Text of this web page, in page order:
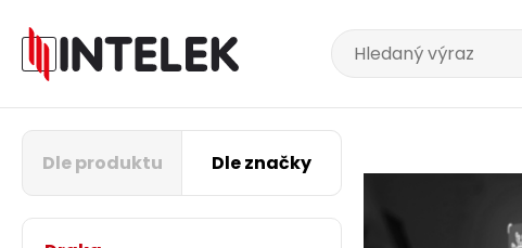
Dle produktu Dle značky